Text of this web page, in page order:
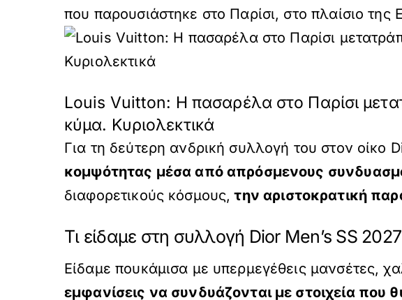
που παρουσιάστηκε στο Παρίσι, στο πλαίσιο
Louis Vuitton: Η πασαρέλα στο Παρίσι
κύμα. Κυριολεκτικά
Για τη δεύτερη ανδρική συλλογή του στον οίκο
κομψότητας μέσα από απρόσμενους
διαφορετικούς κόσμους, την αριστοκρατική
Τι είδαμε στη συλλογή Dior Men’s SS 2027
Είδαμε πουκάμισα με υπερμεγέθεις μανσέτες,
εμφανίσεις να συνδυάζονται με στοιχεία που